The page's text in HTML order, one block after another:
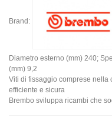
Brand:
Diametro esterno (mm) 240;
(mm) 9,2
Viti di fissaggio comprese nella
efficiente e sicura
Brembo sviluppa ricambi che